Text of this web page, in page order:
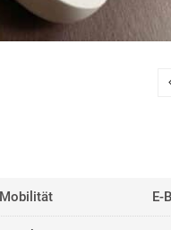
Mobilität E-